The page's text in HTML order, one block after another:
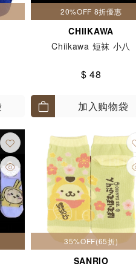
20%OFF 8折優惠
CHIIKAWA
Chiikawa 短袜 小八
$ 48
加入购物袋
35%OFF(65折)
SANRIO